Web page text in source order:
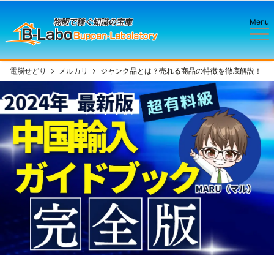
Menu
電脳せどり メルカリ ジャンク品とは？売れる商品の特徴を徹底解説！